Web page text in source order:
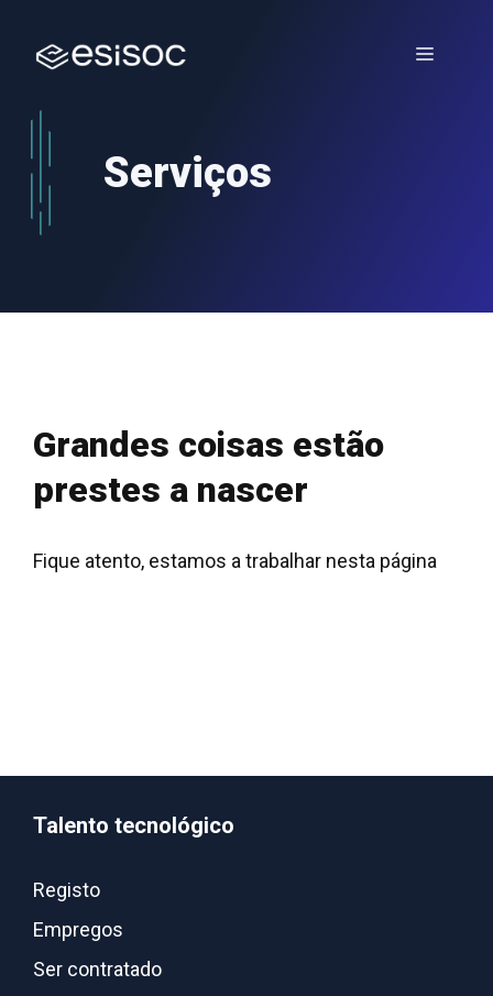
Menu
Serviços
Grandes coisas estão
prestes a nascer
Fique atento, estamos a trabalhar nesta página
Talento tecnológico
Registo
Empregos
Ser contratado